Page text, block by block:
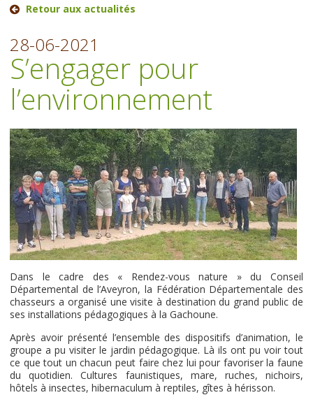
Retour aux actualités
28-06-2021
S’engager pour
l’environnement
Dans le cadre des « Rendez-vous nature » du Conseil
Départemental de l’Aveyron, la Fédération Départementale des
chasseurs a organisé une visite à destination du grand public de
ses installations pédagogiques à la Gachoune.
Après avoir présenté l’ensemble des dispositifs d’animation, le
groupe a pu visiter le jardin pédagogique. Là ils ont pu voir tout
ce que tout un chacun peut faire chez lui pour favoriser la faune
du quotidien. Cultures faunistiques, mare, ruches, nichoirs,
hôtels à insectes, hibernaculum à reptiles, gîtes à hérisson.